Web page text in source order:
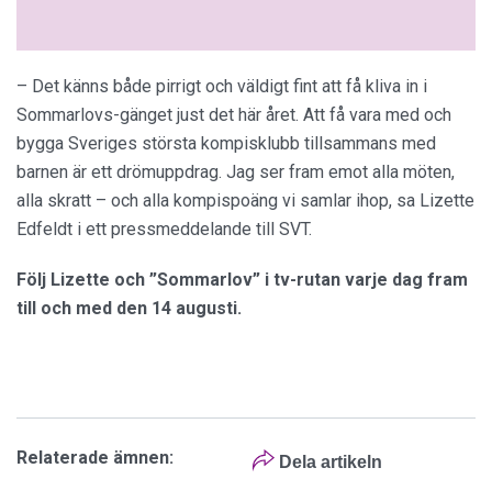
– Det känns både pirrigt och väldigt fint att få kliva in i
Sommarlovs-gänget just det här året. Att få vara med och
bygga Sveriges största kompisklubb tillsammans med
barnen är ett drömuppdrag. Jag ser fram emot alla möten,
alla skratt – och alla kompispoäng vi samlar ihop, sa Lizette
Edfeldt i ett pressmeddelande till SVT.
Följ Lizette och ”Sommarlov” i tv-rutan varje dag fram
till och med den 14 augusti.
Dela artikeln
Relaterade ämnen: